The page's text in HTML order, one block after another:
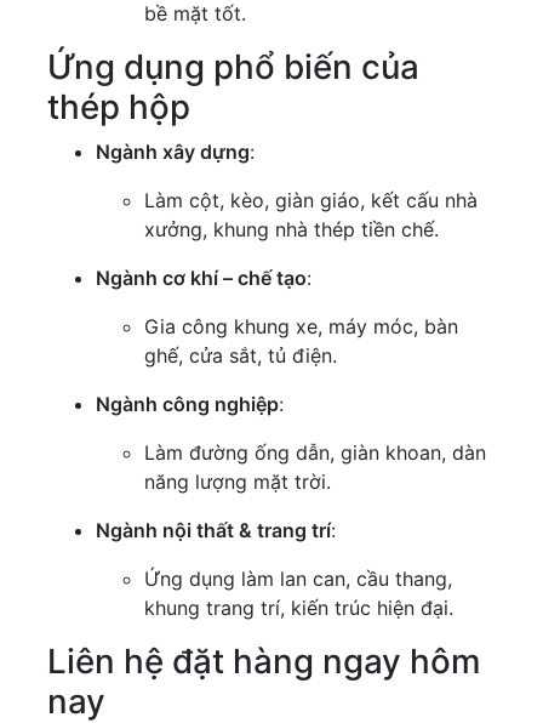
bề mặt tốt.
Ứng dụng phổ biến của
thép hộp
Ngành xây dựng:
Làm cột, kèo, giàn giáo, kết cấu nhà
xưởng, khung nhà thép tiền chế.
Ngành cơ khí – chế tạo:
Gia công khung xe, máy móc, bàn
ghế, cửa sắt, tủ điện.
Ngành công nghiệp:
Làm đường ống dẫn, giàn khoan, dàn
năng lượng mặt trời.
Ngành nội thất & trang trí:
Ứng dụng làm lan can, cầu thang,
khung trang trí, kiến trúc hiện đại.
Liên hệ đặt hàng ngay hôm
nay